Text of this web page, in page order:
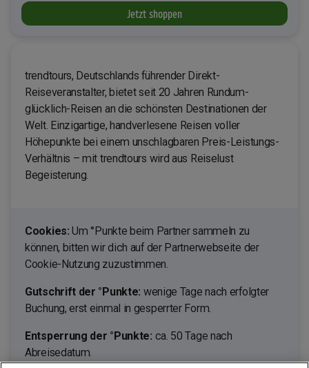
trendtours, Deutschlands führender Direkt-
Reiseveranstalter, bietet seit 20 Jahren Rundum-
glücklich-Reisen an die schönsten Destinationen der
Welt. Einzigartige, handverlesene Reisen voller
Höhepunkte bei einem unschlagbaren Preis-Leistungs-
Verhältnis – mit trendtours wird aus Reiselust
Begeisterung.
Cookies: Um °Punkte beim Partner sammeln zu
können, bitten wir dich auf der Partnerwebseite der
Cookie-Nutzung zuzustimmen.
Gutschrift der °Punkte: wenige Tage nach erfolgter
Buchung, erst einmal in gesperrter Form.
Entsperrung der °Punkte: ca. 50 Tage nach
Abreisedatum.
Jetzt shoppen